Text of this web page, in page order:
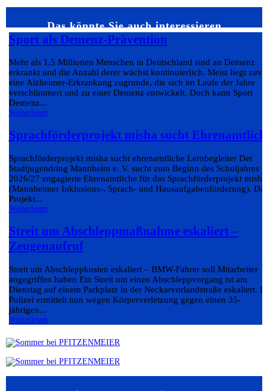
Das könnte Sie auch interessieren…
Sport als Demenz-Prävention
Mehr als 1,5 Millionen Menschen in Deutschland sind an Demenz
erkrankt und die Anzahl derer wächst kontinuierlich. Meist liegt
eine Alzheimer-Erkrankung zugrunde, die sich im Laufe der Jahre
verschlimmert und zu einer Demenz entwickelt. Doch kann Sport
Demenz...
Weiterlesen
Sprachförderprojekt misha sucht
Sprachförderprojekt misha sucht ehrenamtliche Lernbegleiter Der
Stadtjugendring Mannheim e. V. sucht zum Beginn des Schuljahres
2026/27 engagierte Ehrenamtliche für das Sprachförderprojekt misha
(Mannheimer Inklusions-, Sprach- und Hausaufgabenförderung).
Projekt...
Weiterlesen
Streit um Abschleppmaßnahme eskaliert –
Zeugenaufruf
Streit um Abschleppkosten eskaliert – BMW-Fahrer soll Mitarbeiter
angegriffen haben Ein Streit um einen Abschleppvorgang ist am
Dienstag auf einem Parkplatz in der Neckarvorlandstraße eskaliert.
Polizei ermittelt nun wegen Körperverletzung gegen einen 35-
jährigen...
Weiterlesen